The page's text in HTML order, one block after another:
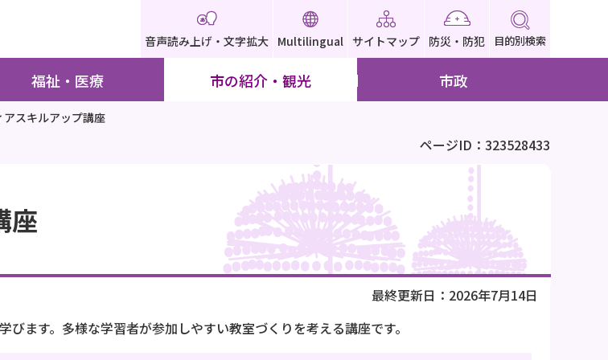
音声読み上げ・文字拡大 Multilingual サイトマップ 防災・防犯 目的別検索
福祉・医療 市の紹介・観光 市政
アスキルアップ講座
ページID：323528433
座
最終更新日：2026年7月14日
ます。多様な学習者が参加しやすい教室づくりを考える講座です。